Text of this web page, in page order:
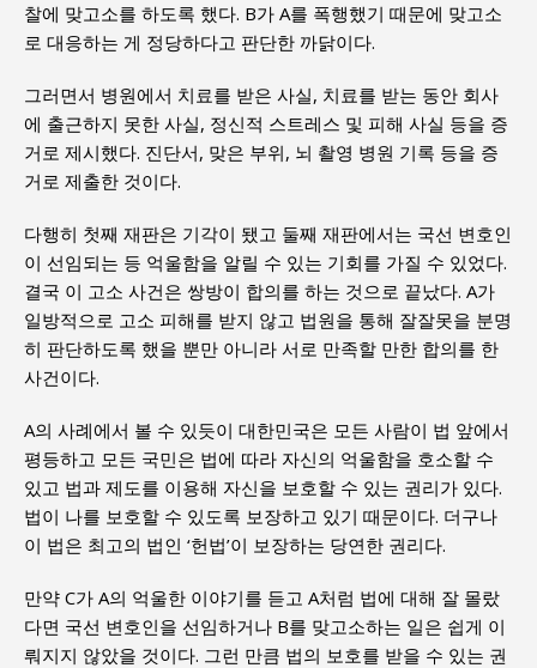
찰에 맞고소를 하도록 했다. B가 A를 폭행했기 때문에 맞고소
로 대응하는 게 정당하다고 판단한 까닭이다.
그러면서 병원에서 치료를 받은 사실, 치료를 받는 동안 회사
에 출근하지 못한 사실, 정신적 스트레스 및 피해 사실 등을 증
거로 제시했다. 진단서, 맞은 부위, 뇌 촬영 병원 기록 등을 증
거로 제출한 것이다.
다행히 첫째 재판은 기각이 됐고 둘째 재판에서는 국선 변호인
이 선임되는 등 억울함을 알릴 수 있는 기회를 가질 수 있었다.
결국 이 고소 사건은 쌍방이 합의를 하는 것으로 끝났다. A가
일방적으로 고소 피해를 받지 않고 법원을 통해 잘잘못을 분명
히 판단하도록 했을 뿐만 아니라 서로 만족할 만한 합의를 한
사건이다.
A의 사례에서 볼 수 있듯이 대한민국은 모든 사람이 법 앞에서
평등하고 모든 국민은 법에 따라 자신의 억울함을 호소할 수
있고 법과 제도를 이용해 자신을 보호할 수 있는 권리가 있다.
법이 나를 보호할 수 있도록 보장하고 있기 때문이다. 더구나
이 법은 최고의 법인 ‘헌법’이 보장하는 당연한 권리다.
만약 C가 A의 억울한 이야기를 듣고 A처럼 법에 대해 잘 몰랐
다면 국선 변호인을 선임하거나 B를 맞고소하는 일은 쉽게 이
뤄지지 않았을 것이다. 그런 만큼 법의 보호를 받을 수 있는 권